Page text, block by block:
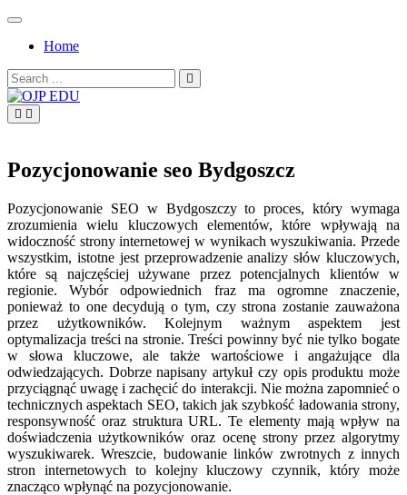
Skip
contentHome
Search
for:
Pozycjonowanie seo Bydgoszcz
Pozycjonowanie SEO w Bydgoszczy to proces, który wymaga
zrozumienia wielu kluczowych elementów, które wpływają na
widoczność strony internetowej w wynikach wyszukiwania. Przede
wszystkim, istotne jest przeprowadzenie analizy słów kluczowych,
które są najczęściej używane przez potencjalnych klientów w
regionie. Wybór odpowiednich fraz ma ogromne znaczenie,
ponieważ to one decydują o tym, czy strona zostanie zauważona
przez użytkowników. Kolejnym ważnym aspektem jest
optymalizacja treści na stronie. Treści powinny być nie tylko bogate
w słowa kluczowe, ale także wartościowe i angażujące dla
odwiedzających. Dobrze napisany artykuł czy opis produktu może
przyciągnąć uwagę i zachęcić do interakcji. Nie można zapomnieć o
technicznych aspektach SEO, takich jak szybkość ładowania strony,
responsywność oraz struktura URL. Te elementy mają wpływ na
doświadczenia użytkowników oraz ocenę strony przez algorytmy
wyszukiwarek. Wreszcie, budowanie linków zwrotnych z innych
stron internetowych to kolejny kluczowy czynnik, który może
znacząco wpłynąć na pozycjonowanie.